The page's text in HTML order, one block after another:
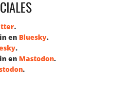
.
en Bluesky.
.
en Mastodon.
.